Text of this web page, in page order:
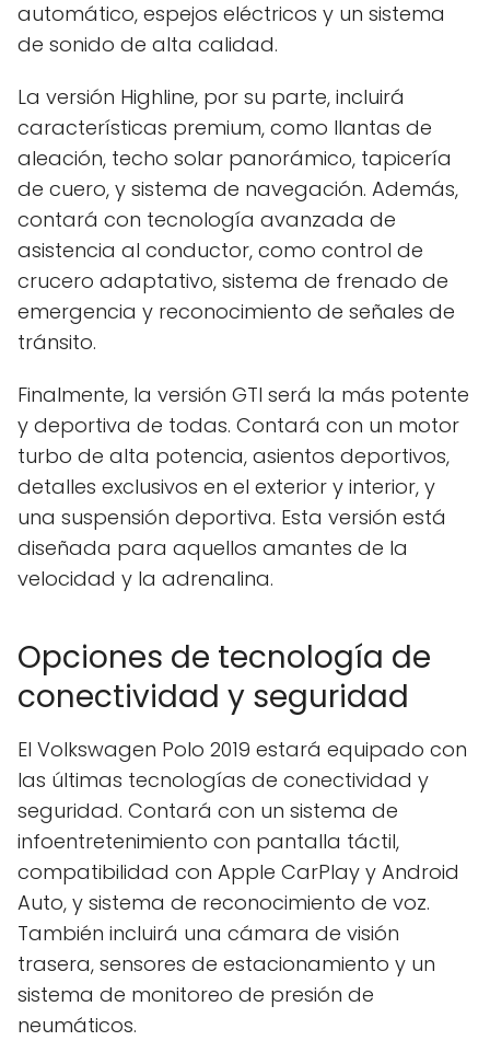
automático, espejos eléctricos y un sistema
de sonido de alta calidad.
La versión Highline, por su parte, incluirá
características premium, como llantas de
aleación, techo solar panorámico, tapicería
de cuero, y sistema de navegación. Además,
contará con tecnología avanzada de
asistencia al conductor, como control de
crucero adaptativo, sistema de frenado de
emergencia y reconocimiento de señales de
tránsito.
Finalmente, la versión GTI será la más potente
y deportiva de todas. Contará con un motor
turbo de alta potencia, asientos deportivos,
detalles exclusivos en el exterior y interior, y
una suspensión deportiva. Esta versión está
diseñada para aquellos amantes de la
velocidad y la adrenalina.
Opciones de tecnología de
conectividad y seguridad
El Volkswagen Polo 2019 estará equipado con
las últimas tecnologías de conectividad y
seguridad. Contará con un sistema de
infoentretenimiento con pantalla táctil,
compatibilidad con Apple CarPlay y Android
Auto, y sistema de reconocimiento de voz.
También incluirá una cámara de visión
trasera, sensores de estacionamiento y un
sistema de monitoreo de presión de
neumáticos.